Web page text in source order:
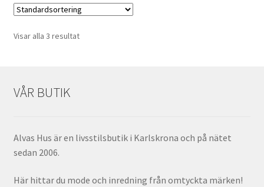
Visar alla 3 resultat
VÅR BUTIK
Alvas Hus är en livsstilsbutik i Karlskrona och på nätet
sedan 2006.
Här hittar du mode och inredning från omtyckta märken!